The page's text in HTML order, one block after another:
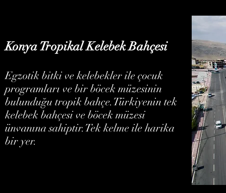
Konya Tropikal Kelebek Bahçesi
Egzotik bitki ve kelebekler ile çocuk
programları ve bir böcek müzesinin
bulunduğu tropik bahçe.Türkiyenin tek
kelebek bahçesi ve böcek müzesi
ünvanına sahiptir.Tek kelme ile harika
bir yer.